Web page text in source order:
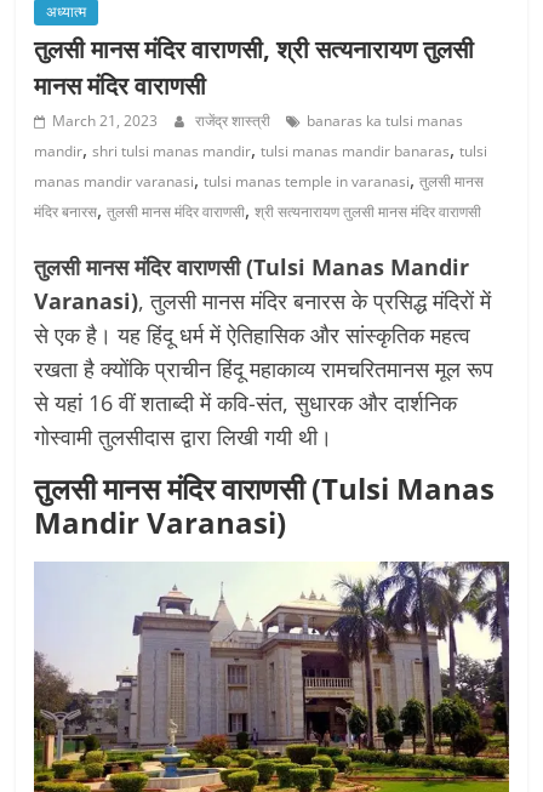
अध्यात्म
तुलसी मानस मंदिर वाराणसी, श्री सत्यनारायण तुलसी
मानस मंदिर वाराणसी
March 21, 2023 राजेंद्र शास्त्री
banaras ka tulsi manas
mandir,shri tulsi manas mandir,tulsi manas mandir banaras,tulsi
manas mandir varanasi,tulsi manas temple in varanasi,तुलसी मानस
मंदिर बनारस,तुलसी मानस मंदिर वाराणसी,श्री सत्यनारायण तुलसी मानस मंदिर वाराणसी
तुलसी मानस मंदिर वाराणसी (Tulsi Manas Mandir
Varanasi), तुलसी मानस मंदिर बनारस के प्रसिद्ध मंदिरों में
से एक है। यह हिंदू धर्म में ऐतिहासिक और सांस्कृतिक महत्व
रखता है क्योंकि प्राचीन हिंदू महाकाव्य रामचरितमानस मूल रूप
से यहां 16 वीं शताब्दी में कवि-संत, सुधारक और दार्शनिक
गोस्वामी तुलसीदास द्वारा लिखी गयी थी।
तुलसी मानस मंदिर वाराणसी (Tulsi Manas
Mandir Varanasi)